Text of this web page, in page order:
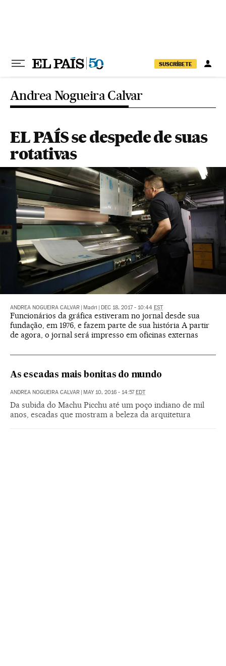
SUSCRÍBETE
Andrea Nogueira Calvar
EL PAÍS se despede de suas
rotativas
ANDREA NOGUEIRA CALVAR Madri DEC 18, 2017 - 10:44 EST
Funcionários da gráfica estiveram no jornal desde sua
fundação, em 1976, e fazem parte de sua história A partir
de agora, o jornal será impresso em oficinas externas
As escadas mais bonitas do mundo
ANDREA NOGUEIRA CALVAR MAY 10, 2016 - 14:57 EDT
Da subida do Machu Picchu até um poço indiano de mil
anos, escadas que mostram a beleza da arquitetura